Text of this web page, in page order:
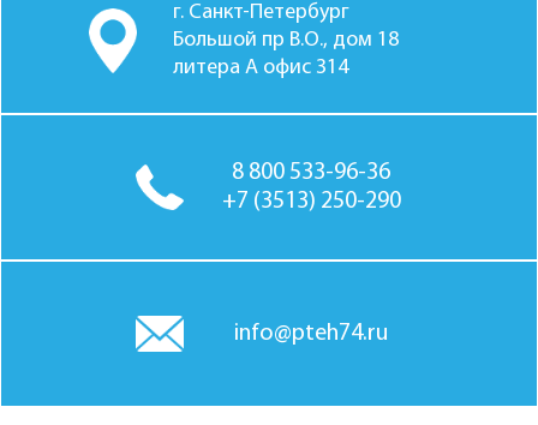
г. Санкт-Петербург
Большой пр В.О., дом 18
литера А офис 314
8 800 533-96-36
+7 (3513) 250-290
info@pteh74.ru